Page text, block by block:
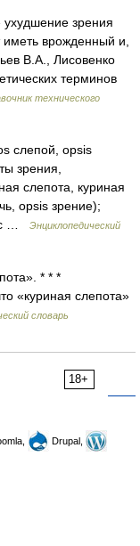
зрения
врожденный и,
В.А., Лисовенко
терминов
технического
слепой, opsis
зрения,
слепота, куриная
opsis зрение);
с …
Энциклопедический
* * *
слепота»
словарь
18+
Drupal,